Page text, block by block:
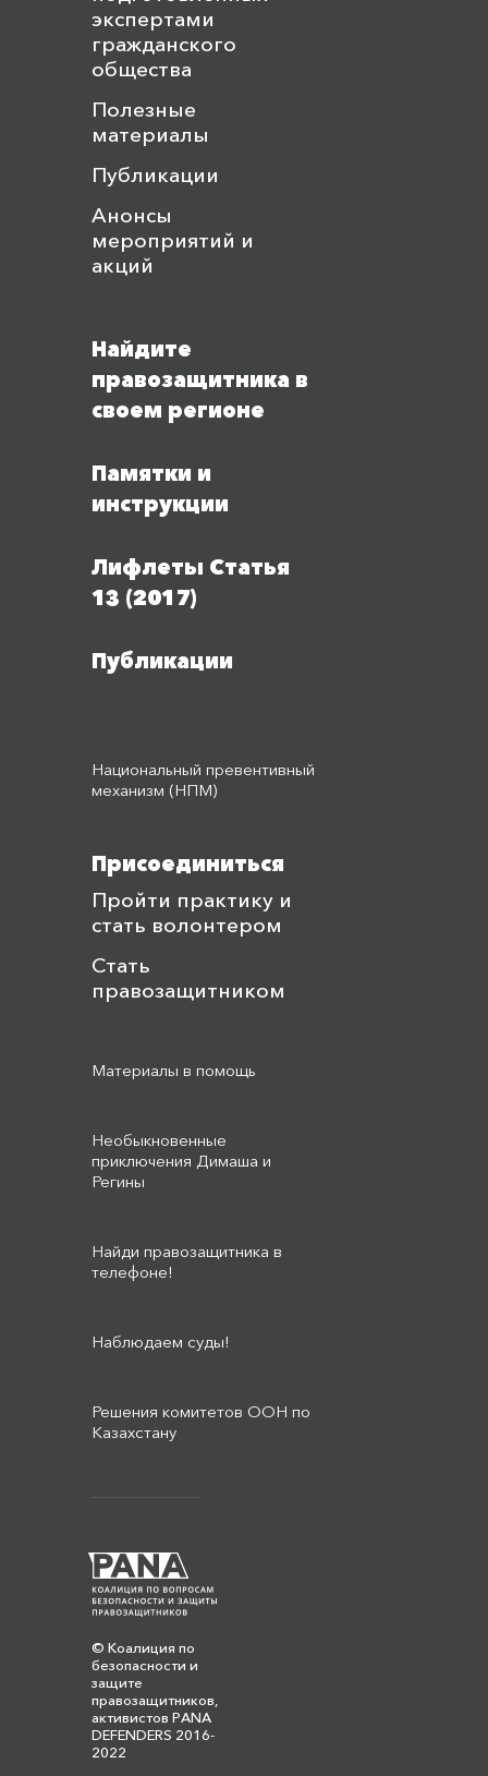
© Коалиция по
безопасности и
защите
правозащитников,
активистов PANA
DEFENDERS 2016-
2022
экспертами
гражданского
общества
Полезные
материалы
Публикации
Анонсы
мероприятий и
акций
Найдите
правозащитника в
своем регионе
Памятки и
инструкции
Лифлеты Статья
13 (2017)
Публикации
Национальный превентивный
механизм (НПМ)
Присоединиться
Пройти практику и
стать волонтером
Стать
правозащитником
Материалы в помощь
Необыкновенные
приключения Димаша и
Регины
Найди правозащитника в
телефоне!
Наблюдаем суды!
Решения комитетов ООН по
Казахстану